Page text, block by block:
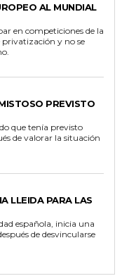
AL MUNDIAL
en competiciones de la
privatización y no se
PREVISTO
que tenía previsto
de valorar la situación
LLEIDA PARA LAS
española, inicia una
de desvincularse